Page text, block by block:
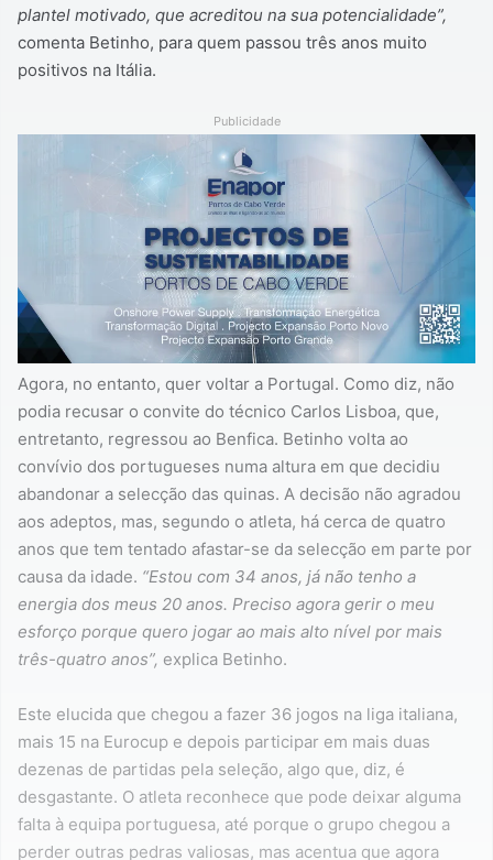
plantel motivado, que acreditou na sua potencialidade”,
comenta Betinho, para quem passou três anos muito
positivos na Itália.
Publicidade
Agora, no entanto, quer voltar a Portugal. Como diz, não
podia recusar o convite do técnico Carlos Lisboa, que,
entretanto, regressou ao Benfica. Betinho volta ao
convívio dos portugueses numa altura em que decidiu
abandonar a selecção das quinas. A decisão não agradou
aos adeptos, mas, segundo o atleta, há cerca de quatro
anos que tem tentado afastar-se da selecção em parte por
causa da idade. “Estou com 34 anos, já não tenho a
energia dos meus 20 anos. Preciso agora gerir o meu
esforço porque quero jogar ao mais alto nível por mais
três-quatro anos”, explica Betinho.
Este elucida que chegou a fazer 36 jogos na liga italiana,
mais 15 na Eurocup e depois participar em mais duas
dezenas de partidas pela seleção, algo que, diz, é
desgastante. O atleta reconhece que pode deixar alguma
falta à equipa portuguesa, até porque o grupo chegou a
perder outras pedras valiosas, mas acentua que agora